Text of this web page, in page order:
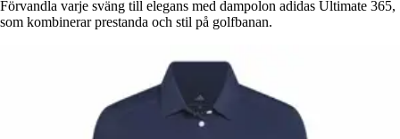
Förvandla varje sväng till elegans med dampolon adidas Ultimate 365,
som kombinerar prestanda och stil på golfbanan.